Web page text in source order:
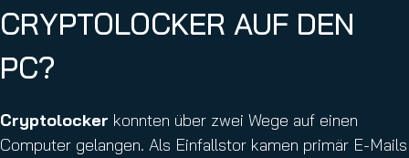
CRYPTOLOCKER AUF DEN
PC?
Cryptolocker konnten über zwei Wege auf einen
Computer gelangen. Als Einfallstor kamen primär E-Mails